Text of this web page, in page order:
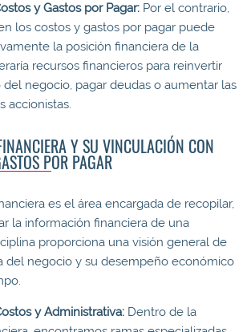
y Gastos por Pagar: Por el contrario,
los costos y gastos por pagar puede
la posición financiera de la
recursos financieros para reinvertir
negocio, pagar deudas o aumentar las
accionistas.
Y SU VINCULACIÓN CON
POR PAGAR
es el área encargada de recopilar,
la información financiera de una
proporciona una visión general de
del negocio y su desempeño económico
y Administrativa: Dentro de la